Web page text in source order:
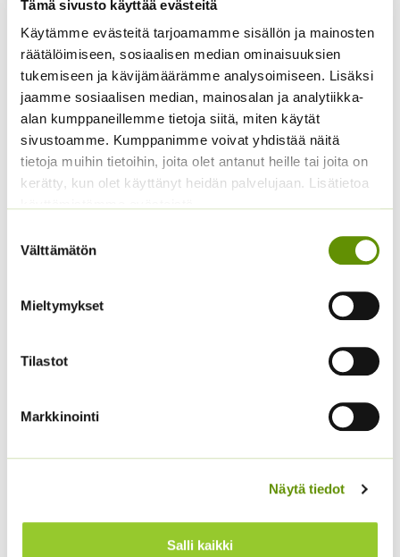
Tämä sivusto käyttää evästeitä
Käytämme evästeitä tarjoamamme sisällön ja mainosten
räätälöimiseen, sosiaalisen median ominaisuuksien
tukemiseen ja kävijämäärämme analysoimiseen. Lisäksi
jaamme sosiaalisen median, mainosalan ja analytiikka-
alan kumppaneillemme tietoja siitä, miten käytät
sivustoamme. Kumppanimme voivat yhdistää näitä
tietoja muihin tietoihin, joita olet antanut heille tai joita on
kerätty, kun olet käyttänyt heidän palvelujaan. Lisätietoa
valinta
Välttämätön
Mieltymykset
Tilastot
Markkinointi
Näytä tiedot
Salli kaikki
Kiinanritarinkannus
Summer Colors an. noin
40 s.
5,00€ Sisältää arvonlisäveron
Amurinmaksaruoho
Sedum selskianum
Spirit
4,40€ – 22,50€Hintaluokka:
4,40 €
Sisältää
arvonlisäveron
Carpet
2,50 €
arvonlisäveron
Arizona Red Shades